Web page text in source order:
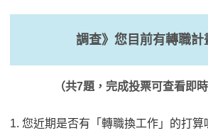
調查》您目前有轉職計
（共7題，完成投票可查看即時
1. 您近期是否有「轉職換工作」的打算